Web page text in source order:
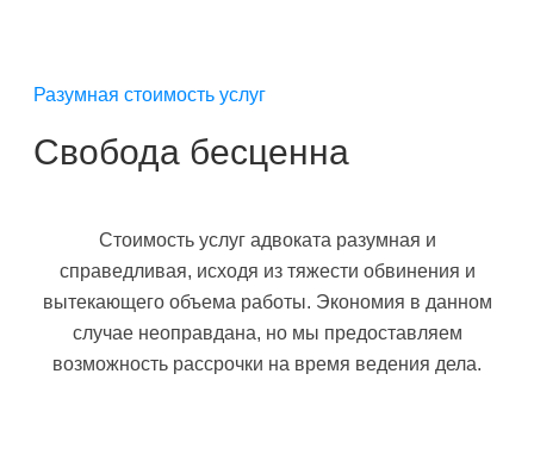
Разумная стоимость услуг
Свобода бесценна
Стоимость услуг адвоката разумная и
справедливая, исходя из тяжести обвинения и
вытекающего объема работы. Экономия в данном
случае неоправдана, но мы предоставляем
возможность рассрочки на время ведения дела.